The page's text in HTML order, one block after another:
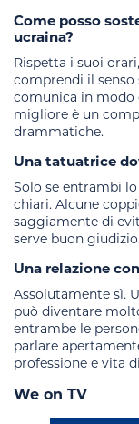
Come posso
ucraina?
Rispetta i suoi
comprendi il senso
comunica in modo
migliore è un
drammatiche.
Una tatuatrice
Solo se entrambi
chiari. Alcune
saggiamente di
serve buon
Una relazione
Assolutamente sì.
può diventare
entrambe le
parlare
professione e vita
We on TV